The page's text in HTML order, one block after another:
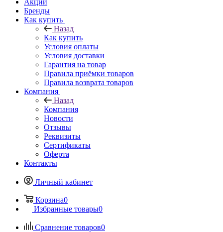
Акции
Бренды
Как купить
Назад
Как купить
Условия оплаты
Условия доставки
Гарантия на товар
Правила приёмки товаров
Правила возврата товаров
Компания
Назад
Компания
Новости
Отзывы
Реквизиты
Сертификаты
Оферта
Контакты
Личный кабинет
Корзина0
Избранные товары0
Сравнение товаров0